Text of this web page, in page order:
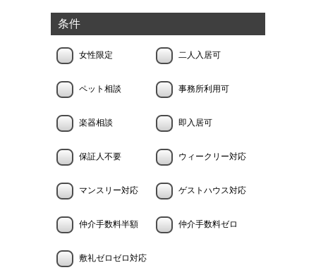
条件
女性限定 二人入居可
ペット相談 事務所利用可
楽器相談 即入居可
保証人不要 ウィークリー対応
マンスリー対応 ゲストハウス対応
仲介手数料半額 仲介手数料ゼロ
敷礼ゼロゼロ対応